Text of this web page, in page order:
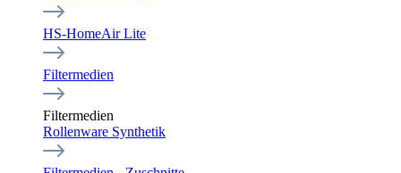
HS-HomeAir Lite
Filtermedien
Filtermedien
Rollenware Synthetik